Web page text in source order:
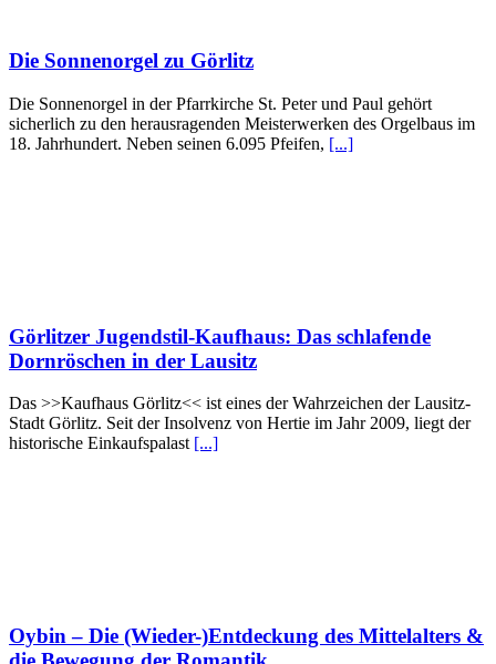
Die Sonnenorgel zu Görlitz
Die Sonnenorgel in der Pfarrkirche St. Peter und Paul gehört
sicherlich zu den herausragenden Meisterwerken des Orgelbaus im
18. Jahrhundert. Neben seinen 6.095 Pfeifen, [...]
Görlitzer Jugendstil-Kaufhaus: Das schlafende
Dornröschen in der Lausitz
Das >>Kaufhaus Görlitz<< ist eines der Wahrzeichen der Lausitz-
Stadt Görlitz. Seit der Insolvenz von Hertie im Jahr 2009, liegt der
historische Einkaufspalast [...]
Oybin – Die (Wieder-)Entdeckung des Mittelalters &